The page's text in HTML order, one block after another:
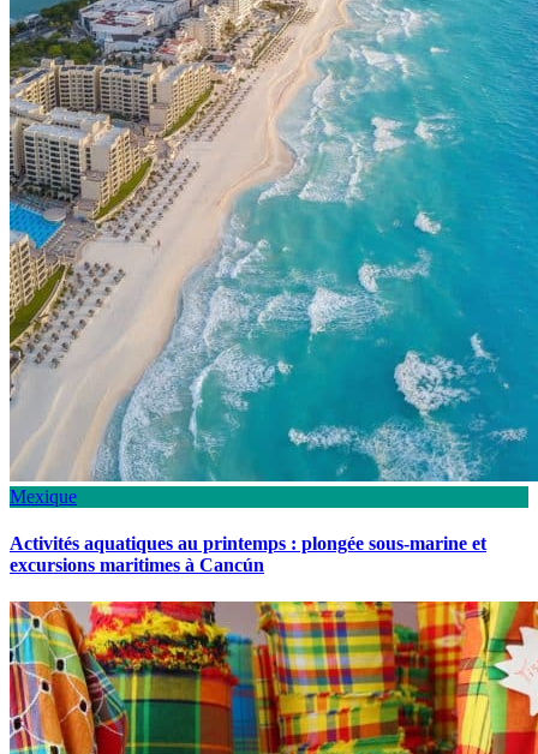
Mexique
Activités aquatiques au printemps : plongée sous-marine et
excursions maritimes à Cancún